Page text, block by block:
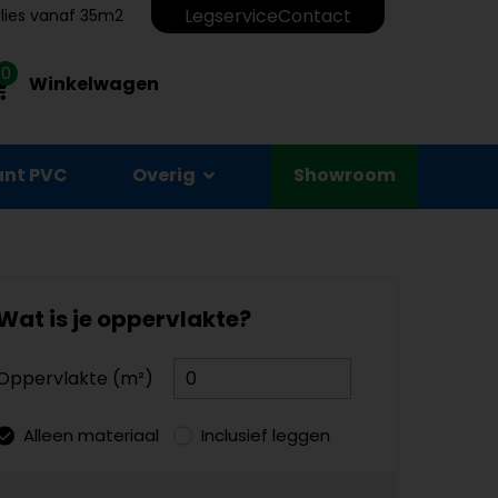
vanaf 35m2 LegserviceContact
0 Winkelwagen
PVC Overig Showroom
is je oppervlakte?
(m²)
Alleen materiaal Inclusief leggen